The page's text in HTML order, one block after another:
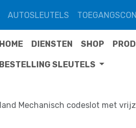
AUTOSLEUTELS
HOME DIENSTEN SHOP
BESTELLING SLEUTELS
Mechanisch codeslot met